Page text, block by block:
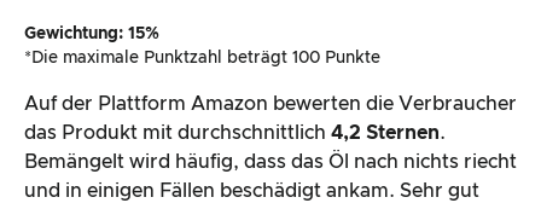
Gewichtung: 15%
*Die maximale Punktzahl beträgt 100 Punkte
Auf der Plattform Amazon bewerten die Verbraucher
das Produkt mit durchschnittlich 4,2 Sternen.
Bemängelt wird häufig, dass das Öl nach nichts riecht
und in einigen Fällen beschädigt ankam. Sehr gut